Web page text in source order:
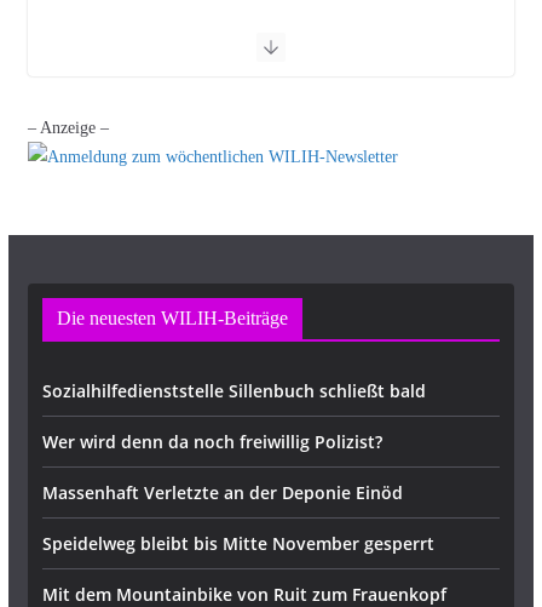
– Anzeige –
Die neuesten WILIH-Beiträge
Sozialhilfedienststelle Sillenbuch schließt bald
Wer wird denn da noch freiwillig Polizist?
Massenhaft Verletzte an der Deponie Einöd
Speidelweg bleibt bis Mitte November gesperrt
Mit dem Mountainbike von Ruit zum Frauenkopf